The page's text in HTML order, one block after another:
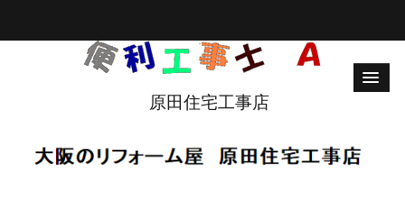
原田住宅工事店